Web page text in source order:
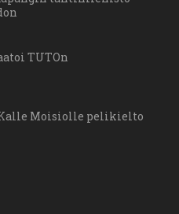
TUTOn
Moisiolle pelikielto